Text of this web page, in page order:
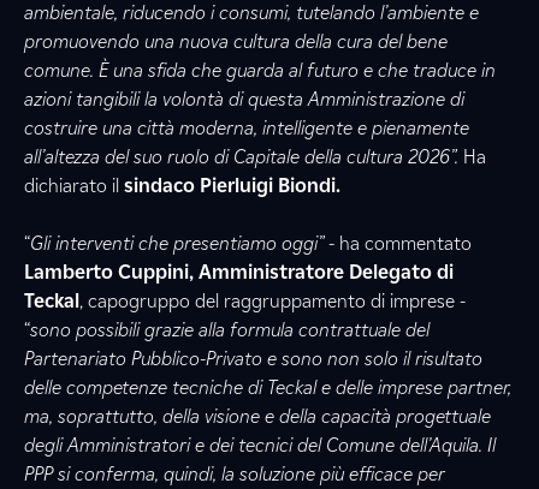
ambientale, riducendo i consumi, tutelando l’ambiente e
promuovendo una nuova cultura della cura del bene
comune. È una sfida che guarda al futuro e che traduce in
azioni tangibili la volontà di questa Amministrazione di
costruire una città moderna, intelligente e pienamente
all’altezza del suo ruolo di Capitale della cultura 2026”. Ha
dichiarato il sindaco Pierluigi Biondi.
“Gli interventi che presentiamo oggi”- ha commentato
Lamberto Cuppini, Amministratore Delegato di
Teckal , capogruppo del raggruppamento di imprese -
“sono possibili grazie alla formula contrattuale del
Partenariato Pubblico-Privato e sono non solo il risultato
delle competenze tecniche di Teckal e delle imprese partner,
ma, soprattutto, della visione e della capacità progettuale
degli Amministratori e dei tecnici del Comune dell’Aquila. Il
PPP si conferma, quindi, la soluzione più efficace per